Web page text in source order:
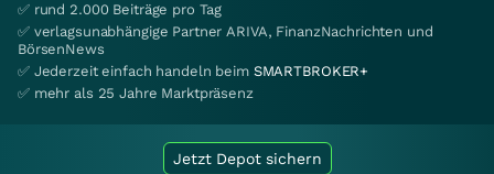
✅ rund 2.000 Beiträge pro Tag
✅ verlagsunabhängige Partner ARIVA, FinanzNachrichten und
BörsenNews
✅ Jederzeit einfach handeln beim SMARTBROKER+
✅ mehr als 25 Jahre Marktpräsenz
Jetzt Depot sichern